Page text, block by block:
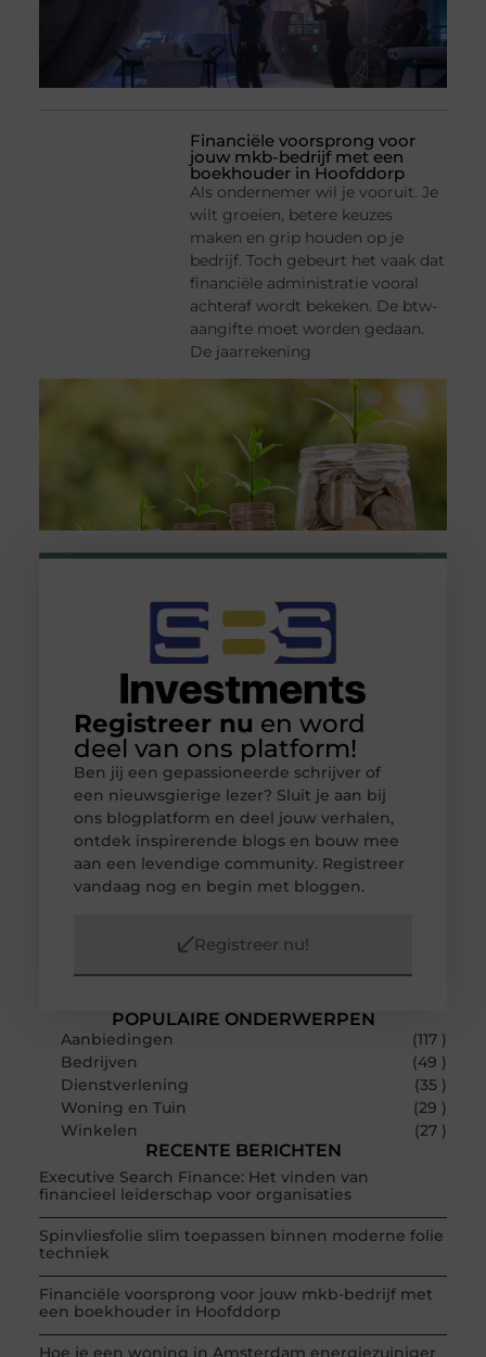
Financiële voorsprong voor
jouw mkb-bedrijf met een
boekhouder in Hoofddorp
Als ondernemer wil je vooruit. Je
wilt groeien, betere keuzes
maken en grip houden op je
bedrijf. Toch gebeurt het vaak dat
financiële administratie vooral
achteraf wordt bekeken. De btw-
aangifte moet worden gedaan.
De jaarrekening
POPULAIRE ONDERWERPEN
Aanbiedingen
(117 )
Bedrijven
(49 )
Dienstverlening
(35 )
Woning en Tuin
(29 )
Winkelen
(27 )
RECENTE BERICHTEN
Executive Search Finance: Het vinden van
financieel leiderschap voor organisaties
Spinvliesfolie slim toepassen binnen moderne folie
techniek
Financiële voorsprong voor jouw mkb-bedrijf met
een boekhouder in Hoofddorp
Hoe je een woning in Amsterdam energiezuiniger
Registreer nu en word
deel van ons platform!
Ben jij een gepassioneerde schrijver of
een nieuwsgierige lezer? Sluit je aan bij
ons blogplatform en deel jouw verhalen,
ontdek inspirerende blogs en bouw mee
aan een levendige community. Registreer
vandaag nog en begin met bloggen.
Registreer nu!